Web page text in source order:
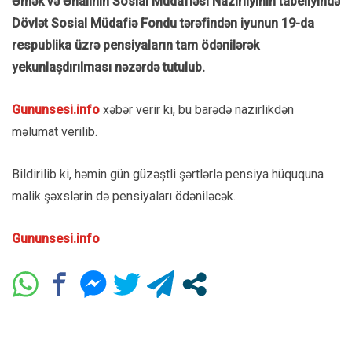
Dövlət Sosial Müdafiə Fondu tərəfindən iyunun 19-da
respublika üzrə pensiyaların tam ödənilərək
yekunlaşdırılması nəzərdə tutulub.
Gununsesi.info xəbər verir ki, bu barədə nazirlikdən
məlumat verilib.
Bildirilib ki, həmin gün güzəştli şərtlərlə pensiya hüququna
malik şəxslərin də pensiyaları ödəniləcək.
Gununsesi.info